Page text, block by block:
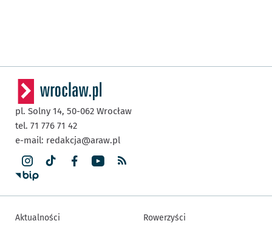
pl. Solny 14, 50-062 Wrocław
tel. 71 776 71 42
e-mail: redakcja@araw.pl
Aktualności Rowerzyści